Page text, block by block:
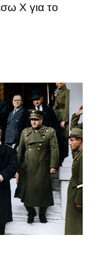
Χ για το